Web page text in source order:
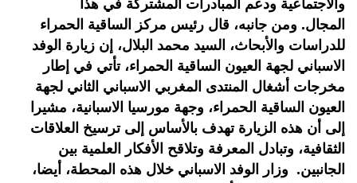
والاجتماعية ودعم المبادرات المشتركة في هذا
المجال. ومن جانبه، قال رئيس مركز الساقية الحمراء
للدراسات والأبحاث، السيد محمد البلال، إن زيارة الوفد
الاسباني لجهة العيون الساقية الحمراء، تأتي في إطار
مخرجات أشغال المنتدى المغربي الاسباني الثاني لجهة
العيون الساقية الحمراء، وجهة مورسيا الاسبانية، مشيرا
إلى أن هذه الزيارة تهدف بالأساس إلى ترسيخ العلاقات
الثقافية، وتبادل المعرفة وتلاقح الأفكار العلمية بين
الجانبين. وزار الوفد الاسباني خلال هذه المحطة، أيضا،